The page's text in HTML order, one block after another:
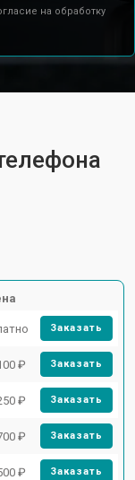
на обработку
Заказать
₽ Заказать
₽ Заказать
₽ Заказать
₽ Заказать